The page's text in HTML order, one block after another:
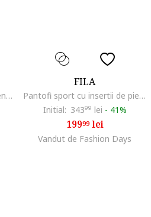
Sosete roz, set 3 perechi, pentru fete
FILA
Pantofi sport cu insertii de piele Hypert, Roz pal
Initial: 34399 lei - 41%
19999lei
Vandut de Fashion Days